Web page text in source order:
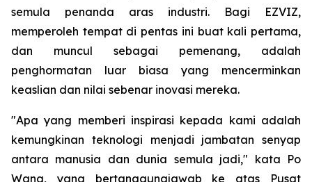
semula penanda aras industri. Bagi EZVIZ,
memperoleh tempat di pentas ini buat kali pertama,
dan muncul sebagai pemenang, adalah
penghormatan luar biasa yang mencerminkan
keaslian dan nilai sebenar inovasi mereka.
"Apa yang memberi inspirasi kepada kami adalah
kemungkinan teknologi menjadi jambatan senyap
antara manusia dan dunia semula jadi," kata Po
Wang, yang bertanggungjawab ke atas Pusat